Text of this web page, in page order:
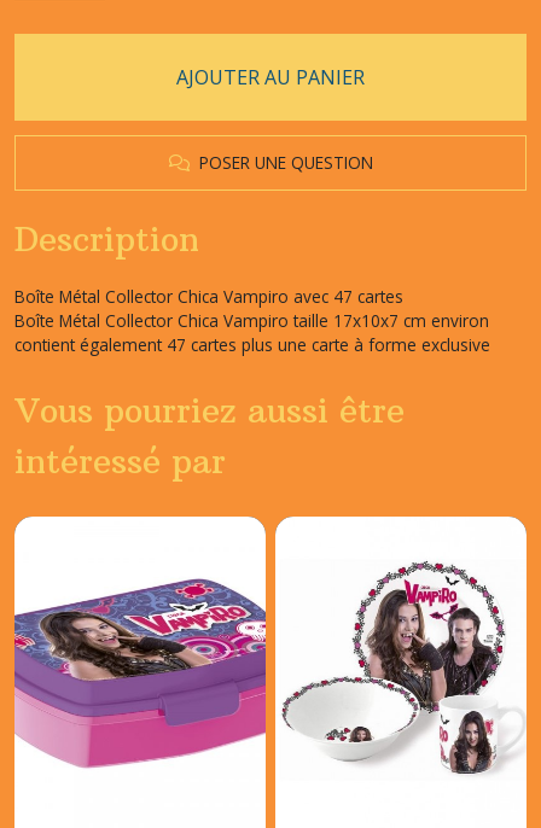
AJOUTER AU PANIER
POSER UNE QUESTION
Description
Boîte Métal Collector Chica Vampiro avec 47 cartes
Boîte Métal Collector Chica Vampiro taille 17x10x7 cm environ
contient également 47 cartes plus une carte à forme exclusive
Vous pourriez aussi être
intéressé par